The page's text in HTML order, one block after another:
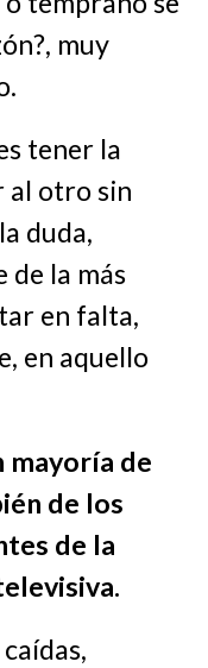
muy
tener la
al otro sin
duda,
de la más
en falta,
en aquello
mayoría de
de los
de la